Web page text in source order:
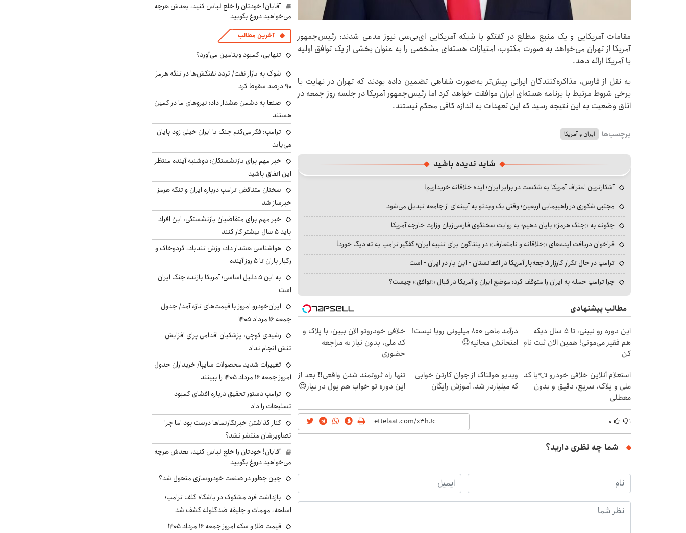
مقامات آمریکایی و یک منبع مطلع در گفتگو با شبکه آمریکایی ای‌بی‌سی نیوز مدعی شدند: رئیس‌جمهور
آمریکا از تهران می‌خواهد به صورت مکتوب، امتیازات هسته‌ای مشخصی را به‌ عنوان بخشی از یک توافق اولیه
با آمریکا ارائه دهد.
به نقل از فارس، مذاکره‌کنندگان ایرانی پیش‌تر به‌صورت شفاهی تضمین داده بودند که تهران در نهایت با
برخی شروط مرتبط با برنامه هسته‌ای ایران موافقت خواهد کرد اما رئیس‌جمهور آمریکا در جلسه روز جمعه در
اتاق وضعیت به این نتیجه رسید که این تعهدات به اندازه کافی محکم نیستند.
برچسب‌ها ایران و آمریکا
شاید ندیده باشید
آشکارترین اعتراف آمریکا به شکست در برابر ایران؛ ایده خلاقانه خریداریم!
مجتبی شکوری در راهپیمایی اربعین؛ وقتی یک ویدئو به آیینه‌ای از جامعه تبدیل می‌شود
چگونه به «جنگ هرمز» پایان دهیم؛ به روایت سخنگوی فارسی‌زبان وزارت خارجه آمریکا
فراخوان دریافت ایده‌های «خلاقانه و نامتعارف» در پنتاگون برای تنبیه ایران؛ کفگیر ترامپ به ته دیگ خورد!
ترامپ در حال تکرار کارزار فاجعه‌بار آمریکا در افغانستان - این بار در ایران - است
چرا ترامپ حمله به ایران را متوقف کرد؛ موضع ایران و آمریکا در قبال «توافق» چیست؟
مطالب پیشنهادی
این دوره رو نبینی، تا 5 سال دیگه
هم فقیر می‌مونی! همین الان ثبت نام
کن
درآمد ماهی 800 میلیونی رویا نیست!
امتحانش مجانیه😉
خلافی خودروتو الان ببین، با پلاک و
کد ملی، بدون نیاز به مراجعه
حضوری
استعلام آنلاین خلافی خودرو 👈با کد
ملی و پلاک، سریع، دقیق و بدون
معطلی
ویدیو هولناک از جوان کارتن خوابی
که میلیاردر شد. آموزش رایگان
تنها راه ثروتمند شدن واقعی❗❗ بعد از
این دوره تو خواب هم پول در بیار😍
۱ ۰
شما چه نظری دارید؟
آقایان! خودتان را خلع لباس کنید، بعدش هرچه
می‌خواهید دروغ بگویید
آخرین مطالب
تنهایی، کمبود ویتامین می‌آورد؟
شوک به بازار نفت/ تردد نفتکش‌ها در تنگه هرمز
۹۰ درصد سقوط کرد
صنعا به دشمن هشدار داد؛ نیروهای ما در کمین
هستند
ترامپ: فکر می‌کنم جنگ با ایران خیلی زود پایان
می‌یابد
خبر مهم برای بازنشستگان؛ دوشنبه آینده منتظر
این اتفاق باشید
سخنان متناقض ترامپ درباره ایران و تنگه هرمز
خبرساز شد
خبر مهم برای متقاضیان بازنشستگی: این افراد
باید ۵ سال بیشتر کار کنند
هواشناسی هشدار داد: وزش تندباد، گردوخاک و
رگبار باران تا ۵ روز آینده
به این ۵ دلیل اساسی؛ آمریکا بازنده جنگ ایران
است
ایران‌خودرو امروز با قیمت‌های تازه آمد/ جدول
جمعه ۱۶ مرداد ۱۴۰۵
رشیدی کوچی: پزشکیان اقدامی برای افزایش
تنش انجام نداد
تغییرات شدید محصولات سایپا/ خریداران جدول
امروز جمعه ۱۶ مرداد ۱۴۰۵ را ببینند
ترامپ دستور تحقیق درباره افشای کمبود
تسلیحات را داد
کنار گذاشتن خبرنگارنماها درست بود اما چرا
تصاویرشان منتشر نشد؟
آقایان! خودتان را خلع لباس کنید، بعدش هرچه
می‌خواهید دروغ بگویید
چین چطور در صنعت خودروسازی متحول شد؟
بازداشت فرد مشکوک در باشگاه گلف ترامپ؛
اسلحه، مهمات و جلیقه ضدگلوله کشف شد
قیمت طلا و سکه امروز جمعه ۱۶ مرداد ۱۴۰۵